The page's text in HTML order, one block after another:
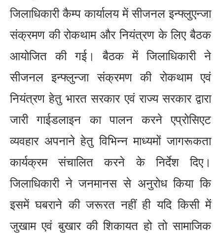
जिलाधिकारी कैम्प कार्यालय में सीजनल इन्फ्लुएन्जा
संक्रमण की रोकथाम और नियंत्रण के लिए बैठक
आयोजित की गई। बैठक में जिलाधिकारी ने
सीजनल इन्फ्लुन्जा संक्रमण की रोकथाम एवं
नियंत्रण हेतु भारत सरकार एवं राज्य सरकार द्वारा
जारी गाईडलाइन का पालन करने एप्रोसिएट
व्यवहार अपनाने हेतु विभिन्न माध्यमों जागरूकता
कार्यक्रम संचालित करने के निर्देश दिए।
जिलाधिकारी ने जनमानस से अनुरोध किया कि
इसमें घबराने की जरूरत नहीं ही यदि किसी में
जुखाम एवं बुखार की शिकायत हो तो सामाजिक